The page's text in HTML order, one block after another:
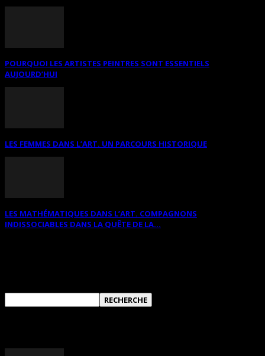
POURQUOI LES ARTISTES PEINTRES SONT ESSENTIELS
AUJOURD’HUI
LES FEMMES DANS L’ART. UN PARCOURS HISTORIQUE
LES MATHÉMATIQUES DANS L’ART. COMPAGNONS
INDISSOCIABLES DANS LA QUÊTE DE LA...